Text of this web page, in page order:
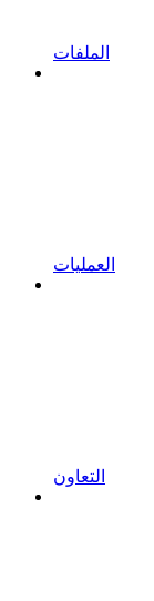
الملفات
العمليات
التعاون